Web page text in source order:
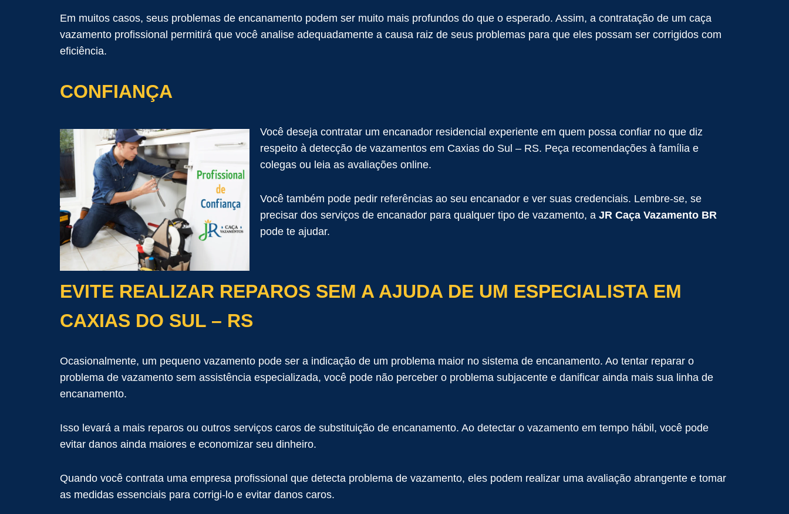
Em muitos casos, seus problemas de encanamento podem ser muito mais profundos do que o esperado. Assim, a contratação de um caça
vazamento profissional permitirá que você analise adequadamente a causa raiz de seus problemas para que eles possam ser corrigidos com
eficiência.
CONFIANÇA
Você deseja contratar um encanador residencial experiente em quem possa confiar no que diz
respeito à detecção de vazamentos em Caxias do Sul – RS. Peça recomendações à família e
colegas ou leia as avaliações online.
Você também pode pedir referências ao seu encanador e ver suas credenciais. Lembre-se, se
precisar dos serviços de encanador para qualquer tipo de vazamento, a JR Caça Vazamento BR
pode te ajudar.
EVITE REALIZAR REPAROS SEM A AJUDA DE UM ESPECIALISTA EM
CAXIAS DO SUL – RS
Ocasionalmente, um pequeno vazamento pode ser a indicação de um problema maior no sistema de encanamento. Ao tentar reparar o
problema de vazamento sem assistência especializada, você pode não perceber o problema subjacente e danificar ainda mais sua linha de
encanamento.
Isso levará a mais reparos ou outros serviços caros de substituição de encanamento. Ao detectar o vazamento em tempo hábil, você pode
evitar danos ainda maiores e economizar seu dinheiro.
Quando você contrata uma empresa profissional que detecta problema de vazamento, eles podem realizar uma avaliação abrangente e tomar
as medidas essenciais para corrigi-lo e evitar danos caros.